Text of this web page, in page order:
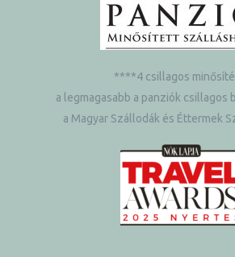
****4 csillagos
a legmagasabb a panziók csillagos
a Magyar Szállodák és Éttermek